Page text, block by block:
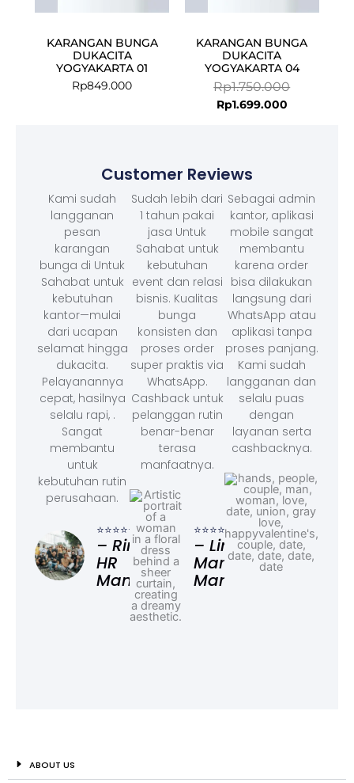
KARANGAN BUNGA
DUKACITA
YOGYAKARTA 01
Rp849.000
KARANGAN BUNGA
DUKACITA
YOGYAKARTA 04
Rp1.750.000
Rp1.699.000
Customer Reviews
Kami sudah
langganan
pesan
karangan
bunga di Untuk
Sahabat untuk
kebutuhan
kantor—mulai
dari ucapan
selamat hingga
dukacita.
Pelayanannya
cepat, hasilnya
selalu rapi, .
Sangat
membantu
untuk
kebutuhan rutin
perusahaan.
⭐⭐⭐⭐⭐
– Rina,
HR
Manager
Sudah lebih dari
1 tahun pakai
jasa Untuk
Sahabat untuk
kebutuhan
event dan relasi
bisnis. Kualitas
bunga
konsisten dan
proses order
super praktis via
WhatsApp.
Cashback untuk
pelanggan rutin
benar-benar
terasa
manfaatnya.
⭐⭐⭐⭐⭐
– Linda,
Marketing
Manager
Sebagai admin
kantor, aplikasi
mobile sangat
membantu
karena order
bisa dilakukan
langsung dari
WhatsApp atau
aplikasi tanpa
proses panjang.
Kami sudah
langganan dan
selalu puas
dengan
layanan serta
cashbacknya.
ABOUT US